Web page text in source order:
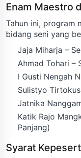
Enam Maestro
Tahun ini, program
bidang seni yang
Jaja Miharja –
Ahmad Tohari –
I Gusti Nengah
Sulistyo
Jatnika
Katik Rajo
Panjang)
Syarat